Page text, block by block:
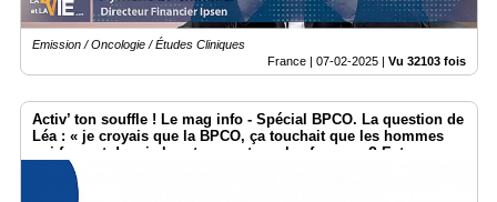
Emission / Oncologie / Études Cliniques
France | 07-02-2025 Vu 32103 fois
Activ’ ton souffle ! Le mag info - Spécial BPCO. La question de
Léa : « je croyais que la BPCO, ça touchait que les hommes
qui fument depuis longtemps et pas les femmes ? Est-ce que
c’est vrai ?»